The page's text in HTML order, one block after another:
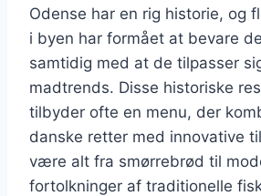
Odense har en rig historie, og
i byen har formået at bevare
samtidig med at de tilpasser
madtrends. Disse historiske
tilbyder ofte en menu, der
danske retter med innovative
være alt fra smørrebrød til
fortolkninger af traditionelle